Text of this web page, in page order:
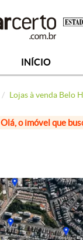
INÍCIO
Lojas à venda Belo
Olá, o imóvel que